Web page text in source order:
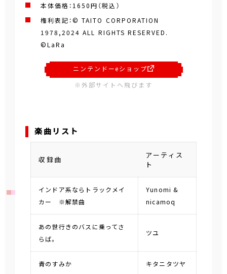
本体価格：1650円（税込）
権利表記：© TAITO CORPORATION
1978,2024 ALL RIGHTS RESERVED.
©LaRa
ニンテンドーeショップ
※外部サイトへ飛びます
楽曲リスト
収録曲
アーティス
ト
インドア系ならトラックメイ
カー ※解禁曲
Yunomi &
nicamoq
あの世行きのバスに乗ってさ
らば。
ツユ
青のすみか キタニタツヤ